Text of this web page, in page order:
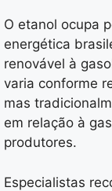
O etanol ocupa
energética
renovável à
varia conforme
mas
em relação à
produtores.
Especialistas